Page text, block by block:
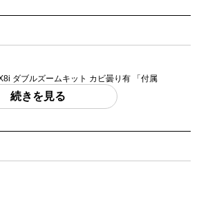
ダブルズームキット カビ曇り有 「付属
てになります。
ーバーホール推奨、現状お渡し品）
ンズ片方縁に傷があります。AF確認済み、詳細
続きを見る